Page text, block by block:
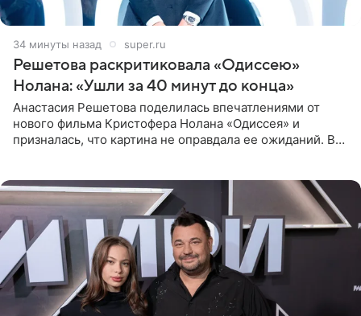
34 минуты назад super.ru
Решетова раскритиковала «Одиссею»
Нолана: «Ушли за 40 минут до конца»
Анастасия Решетова поделилась впечатлениями от
нового фильма Кристофера Нолана «Одиссея» и
призналась, что картина не оправдала ее ожиданий. В